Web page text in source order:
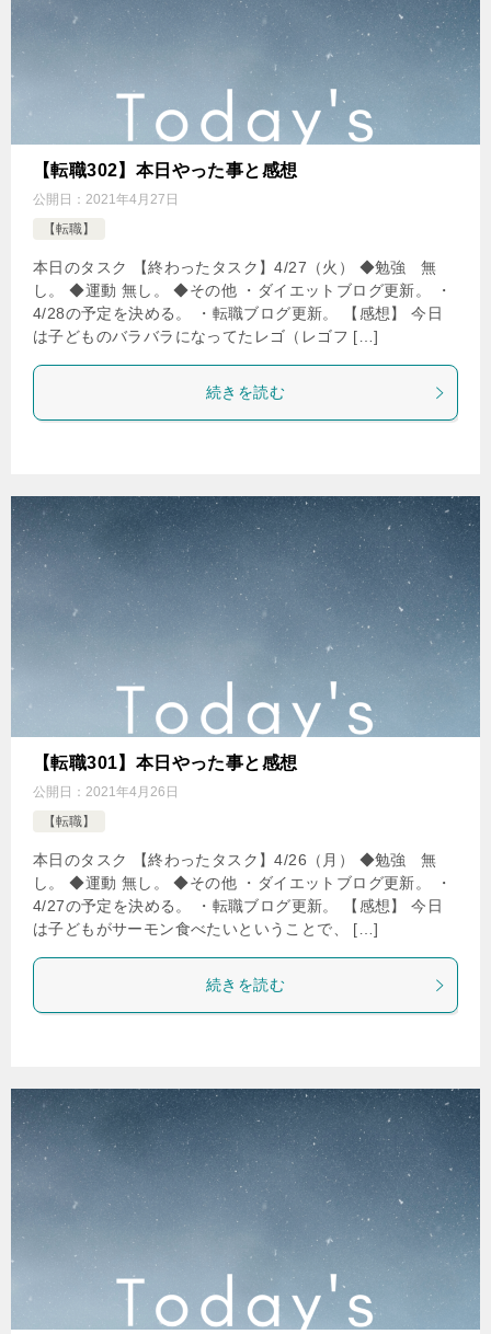
【転職302】本日やった事と感想
公開日： 2021年4月27日
【転職】
本日のタスク 【終わったタスク】4/27（火） ◆勉強 無
し。 ◆運動 無し。 ◆その他 ・ダイエットブログ更新。 ・
4/28の予定を決める。 ・転職ブログ更新。 【感想】 今日
は子どものバラバラになってたレゴ（レゴフ […]
続きを読む
【転職301】本日やった事と感想
公開日： 2021年4月26日
【転職】
本日のタスク 【終わったタスク】4/26（月） ◆勉強 無
し。 ◆運動 無し。 ◆その他 ・ダイエットブログ更新。 ・
4/27の予定を決める。 ・転職ブログ更新。 【感想】 今日
は子どもがサーモン食べたいということで、 […]
続きを読む